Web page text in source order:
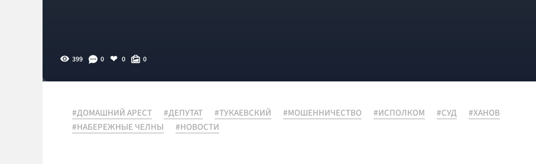
399 0 0 0
#ДОМАШНИЙ АРЕСТ #ДЕПУТАТ #ТУКАЕВСКИЙ #МОШЕННИЧЕСТВО #ИСПОЛКОМ #СУД
#ХАНОВ
#НАБЕРЕЖНЫЕ ЧЕЛНЫ
#НОВОСТИ